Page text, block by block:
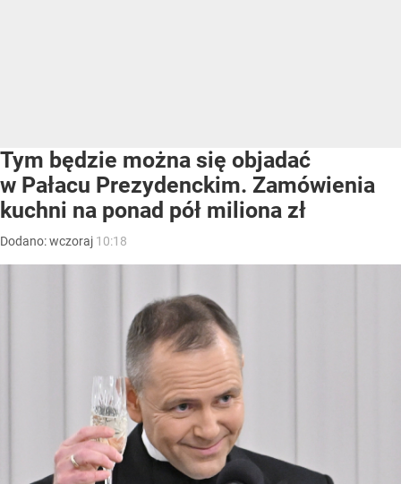
Tym będzie można się objadać
w Pałacu Prezydenckim. Zamówienia
kuchni na ponad pół miliona zł
Dodano:wczoraj 10:18